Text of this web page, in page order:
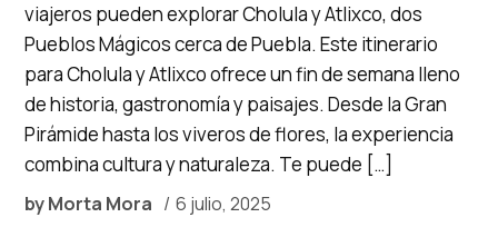
byMorta Mora 6 julio, 2025
viajeros pueden explorar Cholula y Atlixco, dos
Pueblos Mágicos cerca de Puebla. Este itinerario
para Cholula y Atlixco ofrece un fin de semana lleno
de historia, gastronomía y paisajes. Desde la Gran
Pirámide hasta los viveros de flores, la experiencia
combina cultura y naturaleza. Te puede […]